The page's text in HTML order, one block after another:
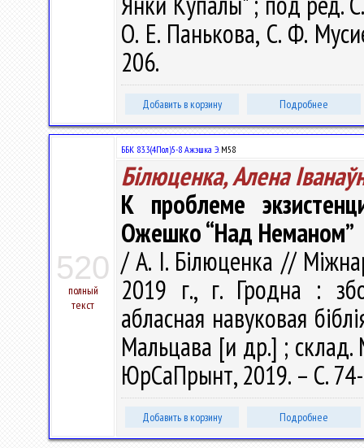
О. Е. Панькова, С. Ф.
206.
Добавить в корзину Подробнее
520
полный
текст
ББК 83.3(4Пол)5-8 Ажэшка Э.М58
Білюценка, Алена
К проблеме
Ожешко “Над Неманом”
/ А. І. Білюценка //
2019 г., г. Гродна :
абласная навуковая
Мальцава [и др.] ; склад.
ЮрСаПрынт, 2019. – С.
Добавить в корзину Подробнее